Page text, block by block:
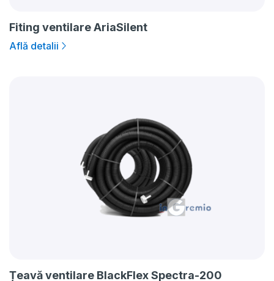
Fiting ventilare AriaSilent
Află detalii
Țeavă ventilare BlackFlex Spectra-200